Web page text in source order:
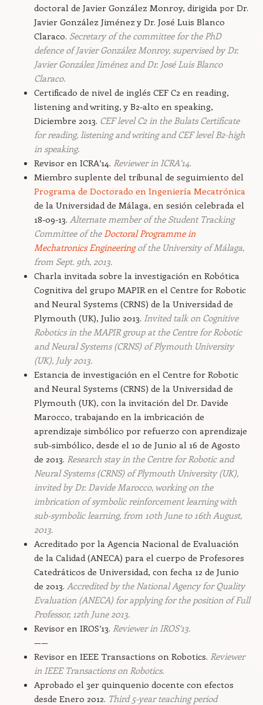
doctoral de Javier González Monroy, dirigida por Dr.
Javier González Jiménez y Dr. José Luis Blanco
Claraco. Secretary of the committee for the PhD
defence of Javier González Monroy, supervised by Dr.
Javier González Jiménez and Dr. José Luis Blanco
Claraco.
Certificado de nivel de inglés CEF C2 en reading,
listening and writing, y B2-alto en speaking,
Diciembre 2013. CEF level C2 in the Bulats Certificate
for reading, listening and writing and CEF level B2-high
in speaking.
Revisor en ICRA’14. Reviewer in ICRA’14.
Miembro suplente del tribunal de seguimiento del
Programa de Doctorado en Ingeniería Mecatrónica
de la Universidad de Málaga, en sesión celebrada el
18-09-13. Alternate member of the Student Tracking
Committee of the Doctoral Programme in
Mechatronics Engineeringof the University of Málaga,
from Sept. 9th, 2013.
Charla invitada sobre la investigación en Robótica
Cognitiva del grupo MAPIR en el Centre for Robotic
and Neural Systems (CRNS) de la Universidad de
Plymouth (UK), Julio 2013. Invited talk on Cognitive
Robotics in the MAPIR group at the Centre for Robotic
and Neural Systems (CRNS) of Plymouth University
(UK), July 2013.
Estancia de investigación en el Centre for Robotic
and Neural Systems (CRNS) de la Universidad de
Plymouth (UK), con la invitación del Dr. Davide
Marocco, trabajando en la imbricación de
aprendizaje simbólico por refuerzo con aprendizaje
sub-simbólico, desde el 10 de Junio al 16 de Agosto
de 2013. Research stay in the Centre for Robotic and
Neural Systems (CRNS) of Plymouth University (UK),
invited by Dr. Davide Marocco, working on the
imbrication of symbolic reinforcement learning with
sub-symbolic learning, from 10th June to 16th August,
2013.
Acreditado por la Agencia Nacional de Evaluación
de la Calidad (ANECA) para el cuerpo de Profesores
Catedráticos de Universidad, con fecha 12 de Junio
de 2013. Accredited by the National Agency for Quality
Evaluation (ANECA) for applying for the position of Full
Professor, 12th June 2013.
Revisor en IROS’13. Reviewer in IROS’13.
——
Revisor en IEEE Transactions on Robotics. Reviewer
in IEEE Transactions on Robotics.
Aprobado el 3er quinquenio docente con efectos
desde Enero 2012. Third 5-year teaching period